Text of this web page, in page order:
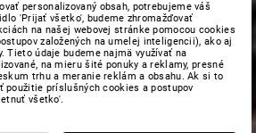
personalizovaný obsah, potrebujeme váš
'Prijať všetko', budeme zhromažďovať
na našej webovej stránke pomocou cookies
založených na umelej inteligencii), ako aj
Tieto údaje budeme najmä využívať na
na mieru šité ponuky a reklamy, presné
trhu a meranie reklám a obsahu. Ak si to
použitie príslušných cookies a postupov
všetko'.